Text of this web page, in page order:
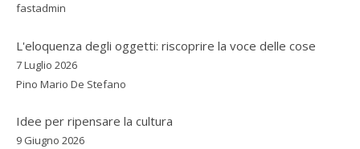
fastadmin
L'eloquenza degli oggetti: riscoprire la voce delle cose
7 Luglio 2026
Pino Mario De Stefano
Idee per ripensare la cultura
9 Giugno 2026